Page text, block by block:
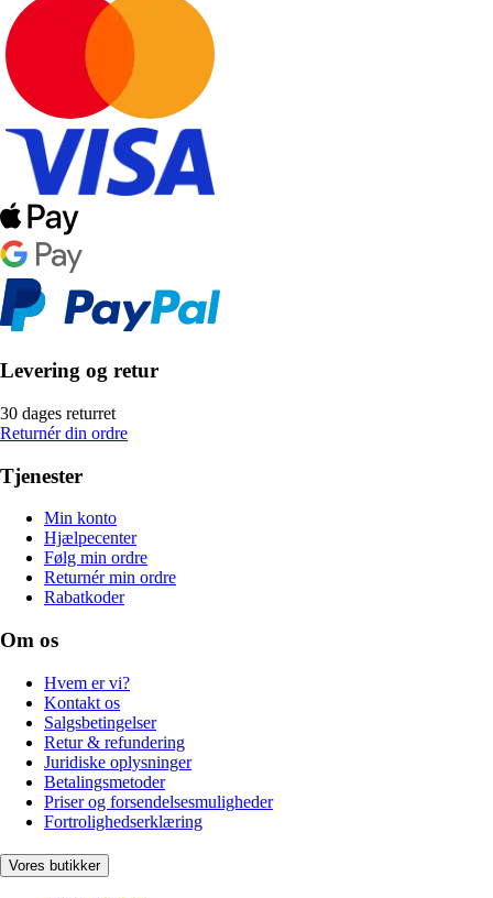
Levering og retur
30 dages returret
Returnér din ordre
Tjenester
Min konto
Hjælpecenter
Følg min ordre
Returnér min ordre
Rabatkoder
Om os
Hvem er vi?
Kontakt os
Salgsbetingelser
Retur & refundering
Juridiske oplysninger
Betalingsmetoder
Priser og forsendelsesmuligheder
Fortrolighedserklæring
Vores butikker